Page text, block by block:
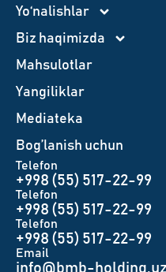
Yo‘nalishlar
Biz haqimizda
Mahsulotlar
Yangiliklar
Mediateka
Bog’lanish uchun
Telefon
+998 (55) 517-22-99
Telefon
+998 (55) 517-22-99
Telefon
+998 (55) 517-22-99
Email
info@bmb-holding.uz​